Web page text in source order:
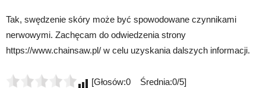
Tak, swędzenie skóry może być spowodowane czynnikami
nerwowymi. Zachęcam do odwiedzenia strony
https://www.chainsaw.pl/ w celu uzyskania dalszych informacji.
[Głosów:0 Średnia:0/5]